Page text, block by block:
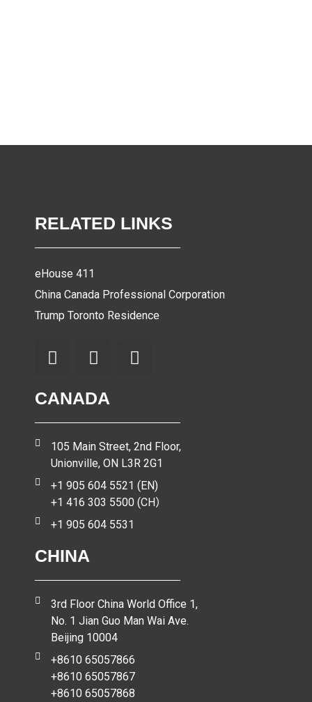
RELATED LINKS
eHouse 411
China Canada Professional Corporation
Trump Toronto Residence
CANADA
105 Main Street, 2nd Floor,
Unionville, ON L3R 2G1
+1 905 604 5521 (EN)
+1 416 303 5500 (CH）
+1 905 604 5531
CHINA
3rd Floor China World Office 1,
No. 1 Jian Guo Man Wai Ave.
Beijing 10004
+8610 65057866
+8610 65057867
+8610 65057868